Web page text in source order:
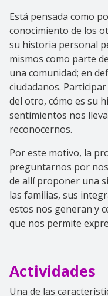
Está pensada como
conocimiento de los
su historia personal
mismos como parte
una comunidad; en
ciudadanos.
del otro, cómo es su
sentimientos nos
reconocernos.
Por este motivo, la
preguntarnos por
de allí proponer una
las familias, sus
estos nos generan y
que nos permite
Actividades
Una de las